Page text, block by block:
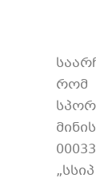
რომ